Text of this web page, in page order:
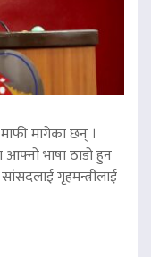
मागेका छन् ।
आफ्नो भाषा ठाडो हुन
गृहमन्त्रीलाई